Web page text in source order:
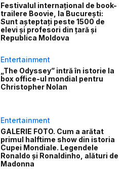
Festivalul internațional de book-
trailere Boovie, la București:
Sunt așteptați peste 1500 de
elevi și profesori din țară și
Republica Moldova
Entertainment
„The Odyssey” intră în istorie la
box office-ul mondial pentru
Christopher Nolan
Entertainment
GALERIE FOTO. Cum a arătat
primul halftime show din istoria
Cupei Mondiale. Legendele
Ronaldo și Ronaldinho, alături de
Madonna